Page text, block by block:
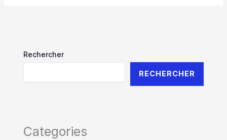
Rechercher
RECHERCHER
Categories